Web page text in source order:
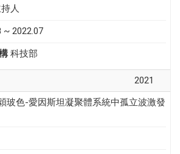
人
~ 2022.07
科技部
2021
玻色-愛因斯坦凝聚體系統中孤立波激發